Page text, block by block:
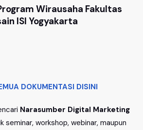
Wirausaha Fakultas
ISI Yogyakarta
DOKUMENTASI DISINI
Narasumber Digital Marketing
seminar, workshop, webinar, maupun